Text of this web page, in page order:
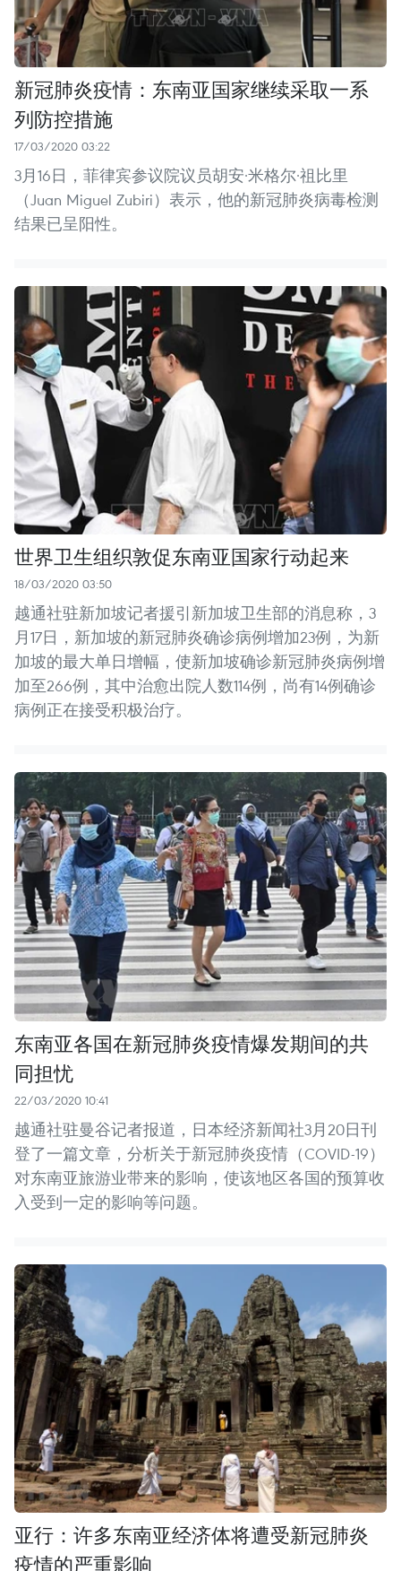
新冠肺炎疫情：东南亚国家继续采取一系
列防控措施
17/03/2020 03:22
3月16日，菲律宾参议院议员胡安·米格尔·祖比里
（Juan Miguel Zubiri）表示，他的新冠肺炎病毒检测
结果已呈阳性。
世界卫生组织敦促东南亚国家行动起来
18/03/2020 03:50
越通社驻新加坡记者援引新加坡卫生部的消息称，3
月17日，新加坡的新冠肺炎确诊病例增加23例，为新
加坡的最大单日增幅，使新加坡确诊新冠肺炎病例增
加至266例，其中治愈出院人数114例，尚有14例确诊
病例正在接受积极治疗。
东南亚各国在新冠肺炎疫情爆发期间的共
同担忧
22/03/2020 10:41
越通社驻曼谷记者报道，日本经济新闻社3月20日刊
登了一篇文章，分析关于新冠肺炎疫情（COVID-19）
对东南亚旅游业带来的影响，使该地区各国的预算收
入受到一定的影响等问题。
亚行：许多东南亚经济体将遭受新冠肺炎
疫情的严重影响